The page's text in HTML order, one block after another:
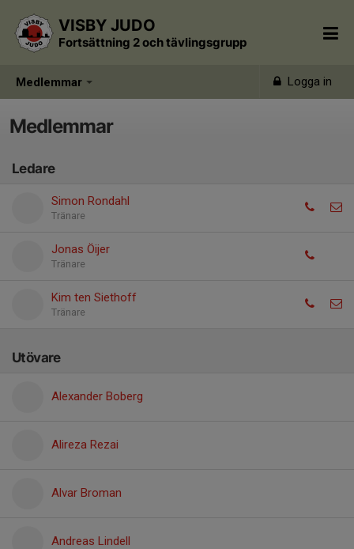
Medlemmar Logga in
VISBY JUDO
Fortsättning 2 och tävlingsgrupp
Medlemmar
Ledare
Simon Rondahl
Tränare
Jonas Öijer
Tränare
Kim ten Siethoff
Tränare
Utövare
Alexander Boberg
Alireza Rezai
Alvar Broman
Andreas Lindell